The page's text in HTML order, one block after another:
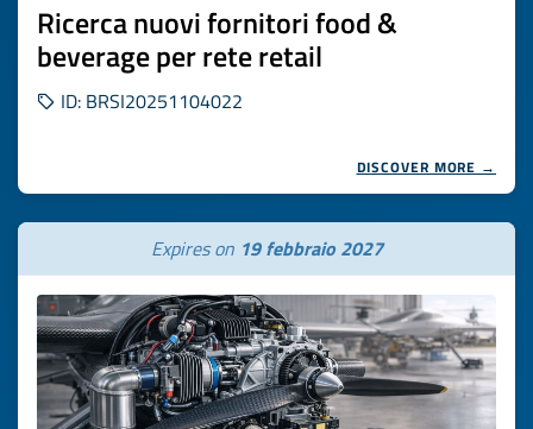
Ricerca nuovi fornitori food &
beverage per rete retail
ID: BRSI20251104022
DISCOVER MORE →
Expires on 19 febbraio 2027